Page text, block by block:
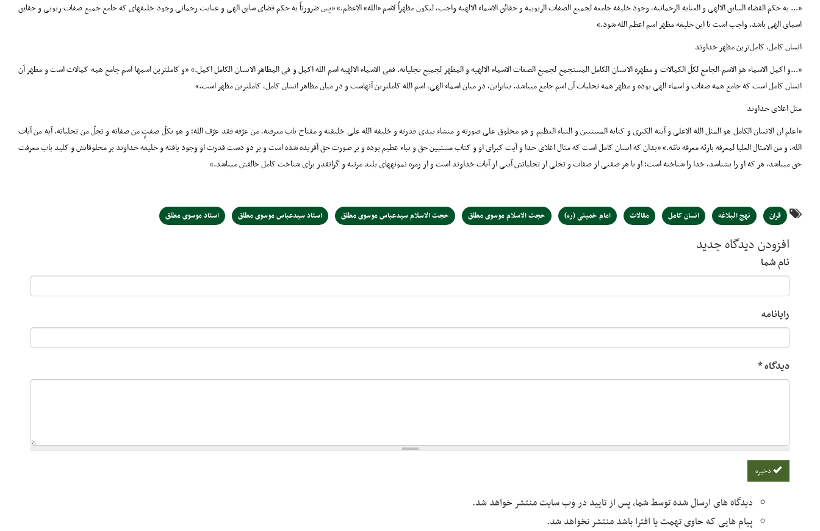
«... به حکم القضاء السابق الالهی و العنایه الرحمانیه، وجود خلیفه جامعه لجمیع الصفات الربوبیه و حقائق الاسماء الالهیه واجب، لیکون مظهراً لاسم «الله» الاعظم.» «پس ضرورتاً به حکم قضای سابق الهی و عنایت رحمانی وجود خلیفهای که جامع جمیع صفات ربوبی و حقایق
اسمای الهی باشد، واجب است تا این خلیفه مظهر اسم اعظم الله شود.»
انسان کامل، کامل‌ترین مظهر خداوند
«...و اکمل الاسماء هو الاسم الجامع لکلّ الکمالات و مظهره الانسان الکامل المستجمع لجمیع الصفات الاسماء الالهیه و المظهر لجمیع تجلیاته. ففی الاسماء الالهیه اسم الله اکمل و فی المظاهر الانسان الکامل اکمل.» «و کاملترین اسمها اسم جامع همه کمالات است و مظهر آن
انسان کامل است که جامع همه صفات و اسماء الهی بوده و مظهر همه تجلیات آن اسم جامع میباشد. بنابراین، در میان اسماء الهی، اسم الله کاملترین آنهاست و در میان مظاهر انسان کامل، کاملترین مظهر است.»
مثل اعلای خداوند
«اعلم ان الانسان الکامل هو المثل الله الاعلی و آیته الکبری و کتابه المستبین و النباء العظیم و هو مخلوق علی صورته و منشاء بیدی قدرته و خلیفه الله علی خلیقته و مفتاح باب معرفته، من عرّفه فقد عرّف الله؛ و هو بکلّ صفتٍ من صفاته و تجلّ من تجلیاته، آیه من آیات
الله، و من الامثال العلیا لمعرفه بارئه معرفه تامّه.» «بدان که انسان کامل است که مثال اعلای خدا و آیت کبرای او و کتاب مستبین حق و نباء عظیم بوده و بر صورت حق آفریده شده است و بر دو دست قدرت او وجود یافته و خلیفه خداوند بر مخلوقاتش و کلید باب معرفت
حق میباشد، هر که او را بشناسد، خدا را شناخته است؛ او با هر صفتی از صفات و تجلی از تجلیاتش آیتی از آیات خداوند است و از زمره نمونههای بلند مرتبه و گرانقدر برای شناخت کامل خالقش میباشد.»
قران نهج البلاغه انسان کامل مقالات امام خمینی (ره) حجت الاسلام موسوی مطلق حجت الاسلام سیدعباس موسوی مطلق استاد سیدعباس موسوی مطلق استاد موسوی مطلق
افزودن دیدگاه جدید
نام شما
رایانامه
دیدگاه*
دیدگاه های ارسال شده توسط شما، پس از تایید در وب سایت منتشر خواهد شد.
پیام هایی که حاوی تهمت یا افترا باشد منتشر نخواهد شد.